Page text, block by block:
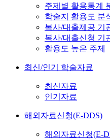
주제별 활용통계
학술지 활용도 분
복사/대출제공 기
복사/대출신청 기
활용도 높은 주제
최신/인기 학술자료
최신자료
인기자료
해외자료신청(E-DDS)
해외자료신청(E-